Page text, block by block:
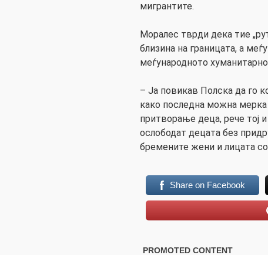
мигрантите.
Моралес тврди дека тие
близина на границата, а
меѓународното
– Ја повикав Полска да го
како последна можна мерка
притворање деца, рече тој
ослободат децата без
бремените жени и лицата
Share on Facebook